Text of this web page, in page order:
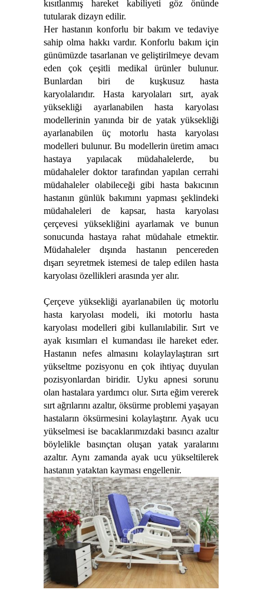
kısıtlanmış hareket kabiliyeti göz önünde
tutularak dizayn edilir.
Her hastanın konforlu bir bakım ve tedaviye
sahip olma hakkı vardır. Konforlu bakım için
günümüzde tasarlanan ve geliştirilmeye devam
eden çok çeşitli medikal ürünler bulunur.
Bunlardan biri de kuşkusuz hasta
karyolalarıdır. Hasta karyolaları sırt, ayak
yüksekliği ayarlanabilen hasta karyolası
modellerinin yanında bir de yatak yüksekliği
ayarlanabilen üç motorlu hasta karyolası
modelleri bulunur. Bu modellerin üretim amacı
hastaya yapılacak müdahalelerde, bu
müdahaleler doktor tarafından yapılan cerrahi
müdahaleler olabileceği gibi hasta bakıcının
hastanın günlük bakımını yapması şeklindeki
müdahaleleri de kapsar, hasta karyolası
çerçevesi yüksekliğini ayarlamak ve bunun
sonucunda hastaya rahat müdahale etmektir.
Müdahaleler dışında hastanın pencereden
dışarı seyretmek istemesi de talep edilen hasta
karyolası özellikleri arasında yer alır.
Çerçeve yüksekliği ayarlanabilen üç motorlu
hasta karyolası modeli, iki motorlu hasta
karyolası modelleri gibi kullanılabilir. Sırt ve
ayak kısımları el kumandası ile hareket eder.
Hastanın nefes almasını kolaylaylaştıran sırt
yükseltme pozisyonu en çok ihtiyaç duyulan
pozisyonlardan biridir. Uyku apnesi sorunu
olan hastalara yardımcı olur. Sırta eğim vererek
sırt ağrılarını azaltır, öksürme problemi yaşayan
hastaların öksürmesini kolaylaştırır. Ayak ucu
yükselmesi ise bacaklarımızdaki basıncı azaltır
böylelikle basınçtan oluşan yatak yaralarını
azaltır. Aynı zamanda ayak ucu yükseltilerek
hastanın yataktan kayması engellenir.